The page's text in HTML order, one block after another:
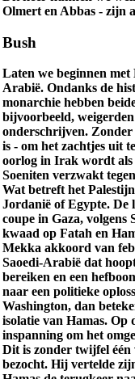
Olmert en Abbas - zijn
Bush
Laten we beginnen
Arabië. Ondanks de
monarchie hebben
bijvoorbeeld,
onderschrijven. Zonder
is - om het zachtjes uit
oorlog in Irak wordt als
Soeniten verzwakt
Wat betreft het
Jordanië of Egypte. De
coupe in Gaza,
kwaad op Fatah en
Mekka akkoord van
Saoedi-Arabië dat
bereiken en een
naar een politieke
Washington, dan
isolatie van Hamas. Op
inspanning om het
Dit is zonder twijfel één
bezocht. Hij vertelde